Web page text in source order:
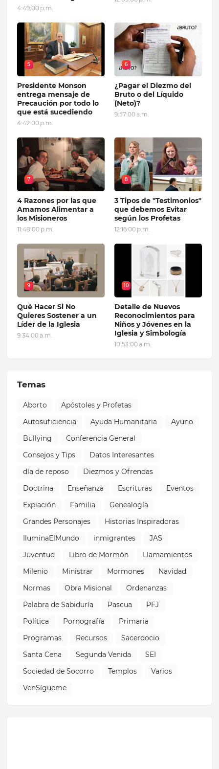
4:49:00 p.m.
5
Presidente Monson
entrega mensaje de
Precaución por todo lo
que está sucediendo
4:42:00 p.m.
6
¿Pagar el Diezmo del
Bruto o del Líquido
(Neto)?
9:57:00 a.m.
7
4 Razones por las que
Amamos Alimentar a
los Misioneros
11:48:00 p.m.
8
3 Tipos de "Testimonios"
que debemos Evitar
según los Profetas
12:16:00 p.m.
9
Qué Hacer Si No
Quieres Sostener a un
Líder de la Iglesia
9:34:00 a.m.
10
Detalle de Nuevos
Reconocimientos para
Niños y Jóvenes en la
Iglesia y Simbología
10:53:00 a.m.
Temas
Aborto
Apóstoles y Profetas
Autosuficiencia
Ayuda Humanitaria
Ayuno
Bullying
Conferencia General
Consejos y Tips
Datos Interesantes
día de reposo
Diezmos y Ofrendas
Doctrina
Enseñanza Escrituras
Eventos
Expiación
Familia
Genealogía
Grandes Personajes
Historias Inspiradoras
IluminaElMundo
inmigrantes
JAS
Juventud
Libro de Mormón
Llamamientos
Milenio
Ministrar Mormones
Navidad
Normas
Obra Misional
Ordenanzas
Palabra de Sabiduría
Pascua
PFJ
Política
Pornografía
Primaria
Programas
Recursos
Sacerdocio
Santa Cena
Segunda Venida
SEI
Sociedad de Socorro
Templos
Varios
VenSígueme